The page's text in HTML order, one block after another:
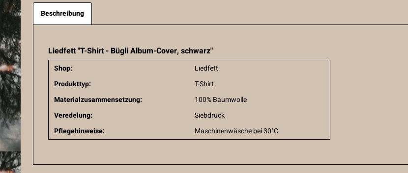
Beschreibung
Liedfett "T-Shirt - Bügli Album-Cover, schwarz"
Shop:
Liedfett
Produkttyp:
T-Shirt
Materialzusammensetzung:
100% Baumwolle
Veredelung:
Siebdruck
Pflegehinweise:
Maschinenwäsche bei 30°C